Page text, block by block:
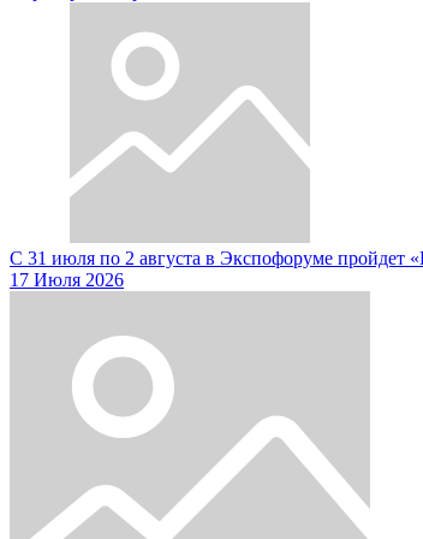
С 31 июля по 2 августа в Экспофоруме
17 Июля 2026